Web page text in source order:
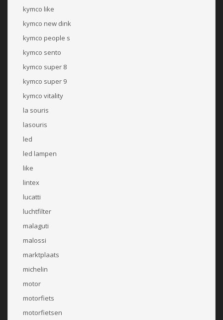
kymco like
kymco new dink
kymco people s
kymco sento
kymco super 8
kymco super 9
kymco vitality
la souris
lasouris
led
led lampen
like
lintex
lucatti
luchtfilter
malaguti
malossi
marktplaats
michelin
motor
motorfiets
motorfietsen